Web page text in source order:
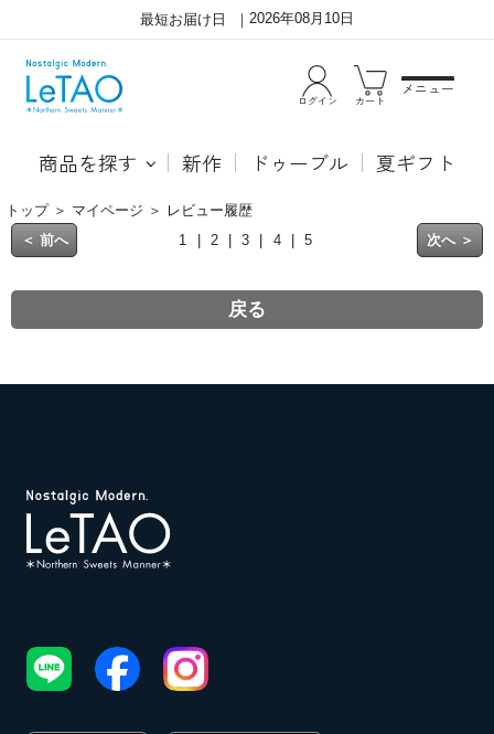
最短お届け日 2026年08月10日
ログイン カート
メニュー
商品を探す 新作 ドゥーブル 夏ギフト
トップ ＞ マイページ ＞ レビュー履歴
過
に
た
ュ
認
す。
＜ 前へ 1 | 2 |3 4 |5 次へ ＞
戻る